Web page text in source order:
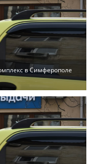
в Симферополе